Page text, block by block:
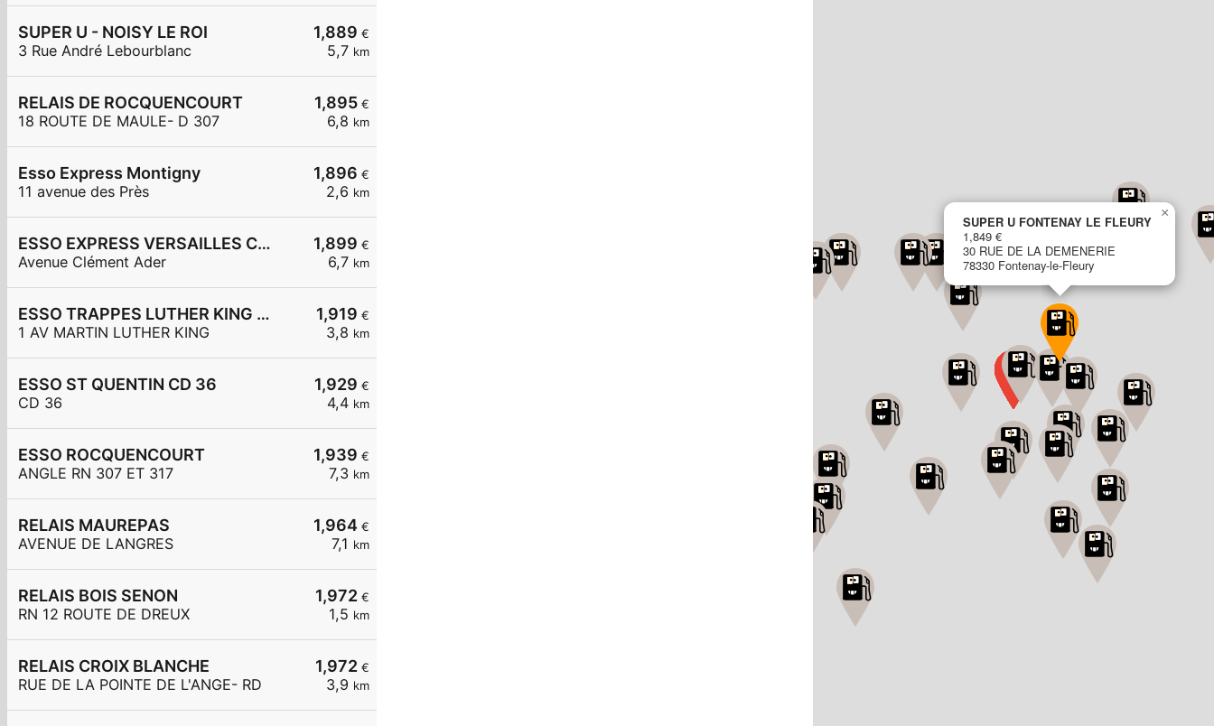
1,889 €
5,7 km
SUPER U - NOISY LE ROI
3 Rue André Lebourblanc
1,895 €
6,8 km
RELAIS DE ROCQUENCOURT
18 ROUTE DE MAULE- D 307
1,896 €
2,6 km
Esso Express Montigny
11 avenue des Près
1,899 €
6,7 km
ESSO EXPRESS VERSAILLES CLEMENT ADER
Avenue Clément Ader
1,919 €
3,8 km
ESSO TRAPPES LUTHER KING - CARREFOUR EXPRESS
1 AV MARTIN LUTHER KING
1,929 €
4,4 km
ESSO ST QUENTIN CD 36
CD 36
1,939 €
7,3 km
ESSO ROCQUENCOURT
ANGLE RN 307 ET 317
1,964 €
7,1 km
RELAIS MAUREPAS
AVENUE DE LANGRES
1,972 €
1,5 km
RELAIS BOIS SENON
RN 12 ROUTE DE DREUX
1,972 €
3,9 km
RELAIS CROIX BLANCHE
RUE DE LA POINTE DE L'ANGE- RD
SUPER U FONTENAY LE FLEURY
1,849 €
30 RUE DE LA DEMENERIE
78330 Fontenay-le-Fleury
×